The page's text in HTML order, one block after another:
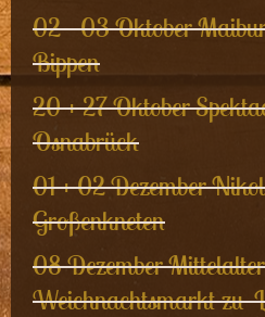
02 - 03 Oktober
Bippen
20 + 27 Oktober
Osnabrück
01 + 02 Dezember
Großenkneten
08 Dezember
Weichnachtsmarkt zu